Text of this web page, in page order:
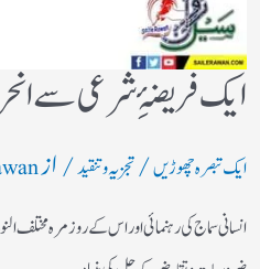
ایک فریضۂِ شرعی سے
ایک تبصرہ چھوڑیں/تجزیہ و تنقید/ از
انسانی سماج کی رہنمائی اور اس کے روز مرہ